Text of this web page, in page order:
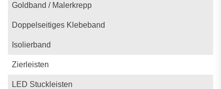
Goldband / Malerkrepp
Doppelseitiges Klebeband
Isolierband
Zierleisten
LED Stuckleisten